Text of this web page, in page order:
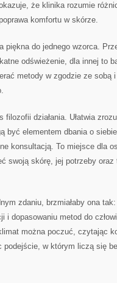
że klinika rozumie
komfortu w skórze.
piękna do jednego wzorca.
odświeżenie, dla innej to
metody w zgodzie ze sobą
filozofii działania. Ułatwia
być elementem dbania o
konsultacją. To miejsce dla
swoją skórę, jej potrzeby oraz
zdaniu, brzmiałaby ona
i dopasowaniu metod do
można poczuć, czytając
podejście, w którym liczą się